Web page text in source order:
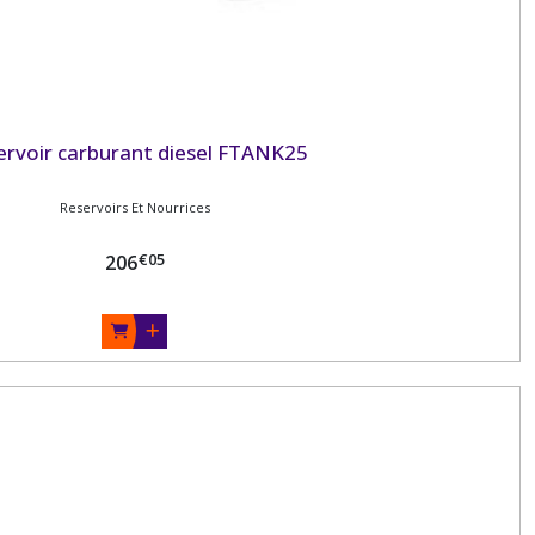
carburant diesel FTANK25
Reservoirs Et Nourrices
206€05